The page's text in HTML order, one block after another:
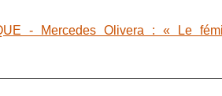
- Mercedes Olivera : « Le